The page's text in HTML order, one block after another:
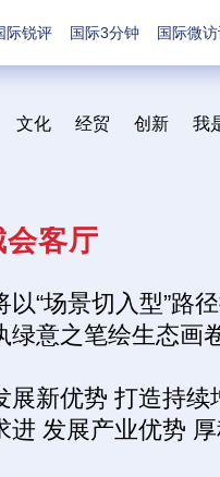
际锐评 国际3分钟 国际微
文化 经贸 创新 我
客厅
“场景切入型”路
意之笔绘生态画
展新优势 打造持续
进 发展产业优势